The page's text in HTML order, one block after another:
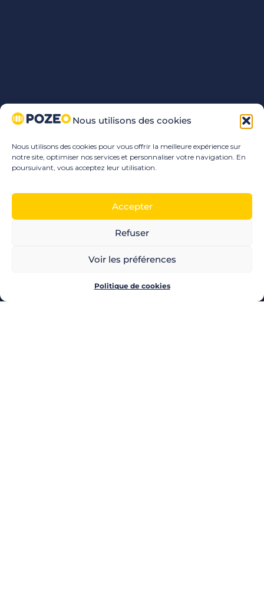
Nous utilisons des cookies
Nous utilisons des cookies pour vous offrir la meilleure expérience sur
notre site, optimiser nos services et personnaliser votre navigation. En
poursuivant, vous acceptez leur utilisation.
Accepter
Refuser
Voir les préférences
Politique de cookies